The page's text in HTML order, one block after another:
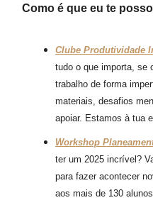
Como é que eu te
Clube Produtividade
tudo o que importa, se
trabalho de forma
materiais, desafios
apoiar. Estamos à tua
Workshop
ter um 2025 incrível?
para fazer acontecer
aos mais de 130